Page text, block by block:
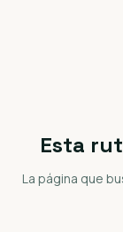
Esta
La página que